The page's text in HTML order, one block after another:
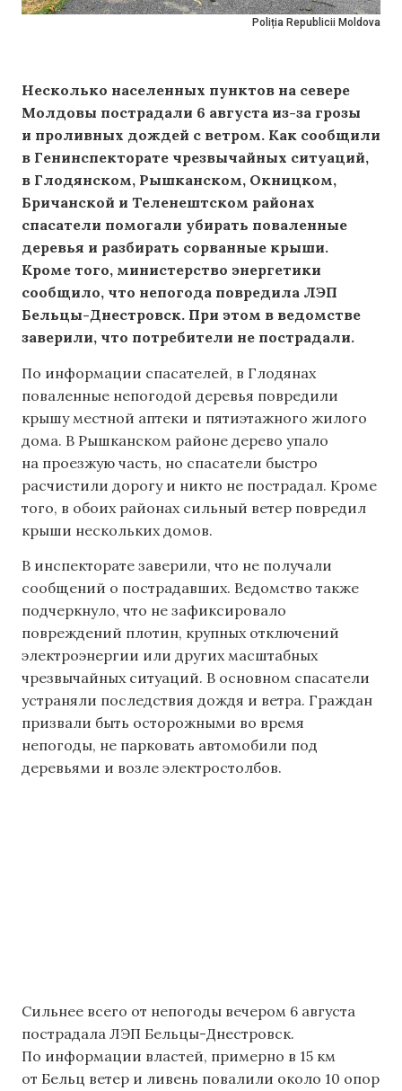
Poliția Republicii Moldova
Несколько населенных пунктов на севере
Молдовы пострадали 6 августа из-за грозы
и проливных дождей с ветром. Как сообщили
в Генинспекторате чрезвычайных ситуаций,
в Глодянском, Рышканском, Окницком,
Бричанской и Теленештском районах
спасатели помогали убирать поваленные
деревья и разбирать сорванные крыши.
Кроме того, министерство энергетики
сообщило, что непогода повредила ЛЭП
Бельцы-Днестровск. При этом в ведомстве
заверили, что потребители не пострадали.
По информации спасателей, в Глодянах
поваленные непогодой деревья повредили
крышу местной аптеки и пятиэтажного жилого
дома. В Рышканском районе дерево упало
на проезжую часть, но спасатели быстро
расчистили дорогу и никто не пострадал. Кроме
того, в обоих районах сильный ветер повредил
крыши нескольких домов.
В инспекторате заверили, что не получали
сообщений о пострадавших. Ведомство также
подчеркнуло, что не зафиксировало
повреждений плотин, крупных отключений
электроэнергии или других масштабных
чрезвычайных ситуаций. В основном спасатели
устраняли последствия дождя и ветра. Граждан
призвали быть осторожными во время
непогоды, не парковать автомобили под
деревьями и возле электростолбов.
Сильнее всего от непогоды вечером 6 августа
пострадала ЛЭП Бельцы-Днестровск.
По информации властей, примерно в 15 км
от Бельц ветер и ливень повалили около 10 опор